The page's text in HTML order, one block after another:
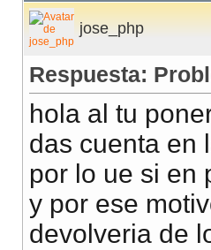
</tr>
<tr>
<td><a
<td>
</tr>
<?php }
?>
jose_php
Respuesta:
hola al tu
das cuenta en
por lo ue si en
y por ese
devolveria de